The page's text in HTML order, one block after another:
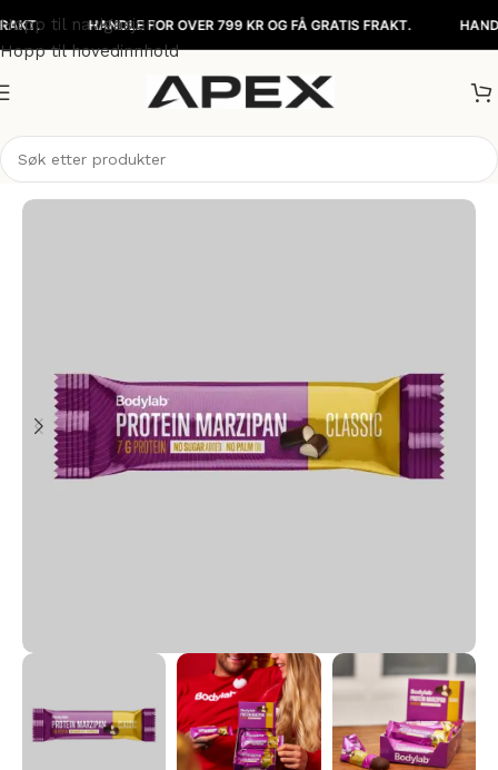
HANDLE FOR OVER 799 KR OG FÅ GRATIS FRAKT. HANDLE
Hopp til navigasjon
Hopp til hovedinnhold
Matvarer